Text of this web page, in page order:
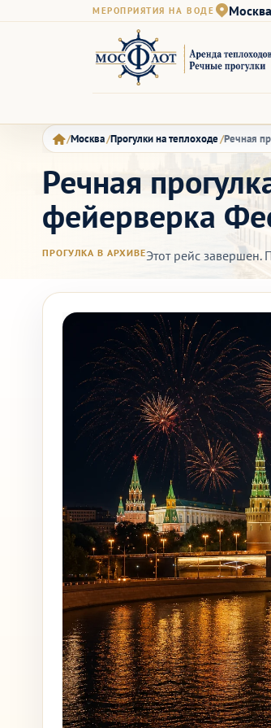
МЕРОПРИЯТИЯ НА ВОДЕ
Москва Прогулки на теплоходе Речная
Речная
фейерверка
ПРОГУЛКА В АРХИВЕЭтот рейс завершен.